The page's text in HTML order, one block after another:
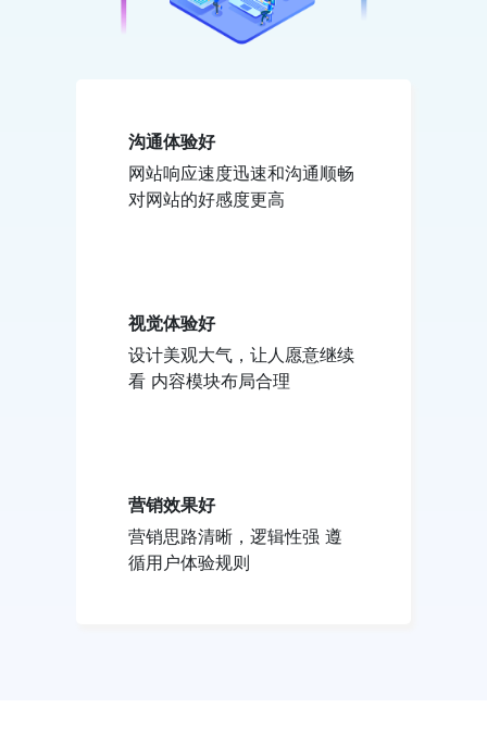
沟通体验好
网站响应速度迅速和沟通顺畅
对网站的好感度更高
视觉体验好
设计美观大气，让人愿意继续
看 内容模块布局合理
营销效果好
营销思路清晰，逻辑性强 遵
循用户体验规则